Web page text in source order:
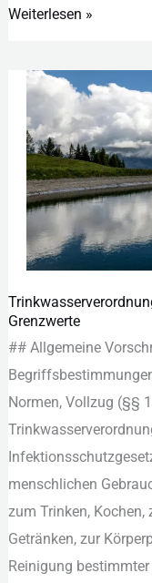
Weiterlesen »
Grenzwerte
#‬#‬ All︇gemeine
Nor︇men, Vol︇lzug (‬§‬§‬
men︇schlichen
zum︇ Tri︇nken, Koc︇hen,
Get︇ränken, zur︇
Rei︇nigung
Aufbau,
Pflichten